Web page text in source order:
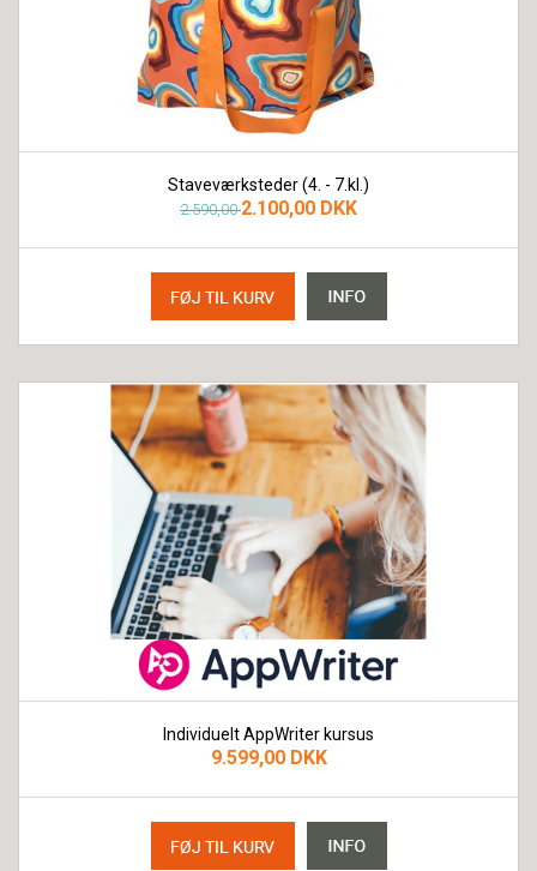
Staveværksteder (4. - 7.kl.)
2.590,002.100,00 DKK
Individuelt AppWriter kursus
9.599,00 DKK